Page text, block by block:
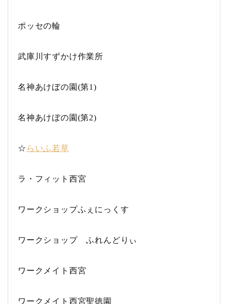
ポッセの輪
武庫川すずかけ作業所
名神あけぼの園(第1)
名神あけぼの園(第2)
☆ らいふ若草
ラ・フィット西宮
ワークショップふぇにっくす
ワークショップ ふれんどりぃ
ワークメイト西宮
ワークメイト西宮聖徳園